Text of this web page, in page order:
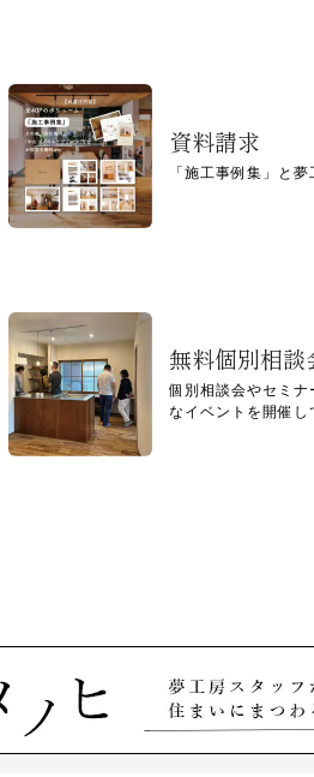
資料請求
「施工事例集」と
無料個別相談
個別相談会やセミ
なイベントを開催し